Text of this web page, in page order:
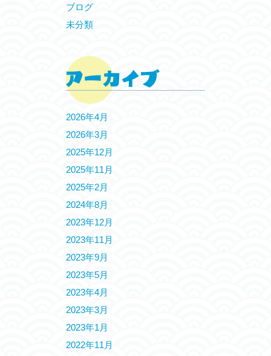
ブログ
未分類
2026年4月
2026年3月
2025年12月
2025年11月
2025年2月
2024年8月
2023年12月
2023年11月
2023年9月
2023年5月
2023年4月
2023年3月
2023年1月
2022年11月